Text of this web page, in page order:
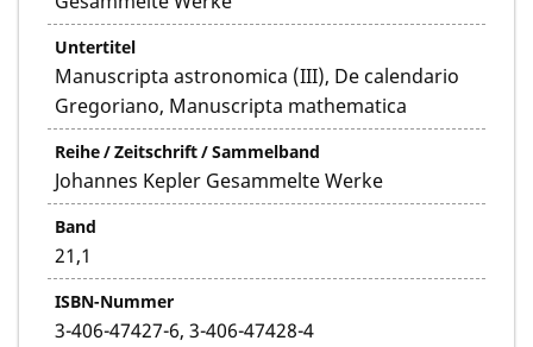
Untertitel
Manuscripta astronomica (III), De calendario
Gregoriano, Manuscripta mathematica
Reihe / Zeitschrift / Sammelband
Johannes Kepler Gesammelte Werke
Band
21,1
ISBN-Nummer
3-406-47427-6, 3-406-47428-4